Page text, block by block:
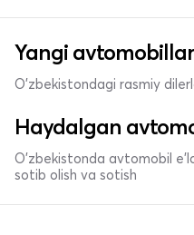
Yangi avtomobillar
O'zbekistondagi rasmiy
Haydalgan
O'zbekistonda avtomobil
sotib olish va sotish